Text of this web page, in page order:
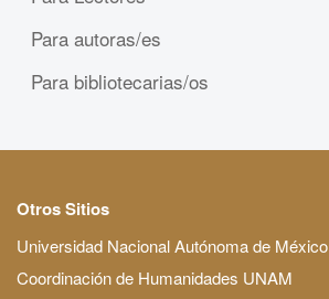
Para autoras/es
Para bibliotecarias/os
Otros Sitios
Universidad Nacional Autónoma de México
Coordinación de Humanidades UNAM